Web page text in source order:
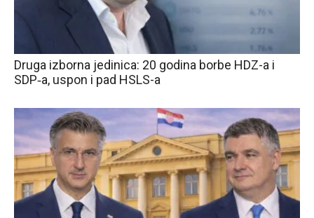
Druga izborna jedinica: 20 godina borbe HDZ-a i
SDP‑a, uspon i pad HSLS-a